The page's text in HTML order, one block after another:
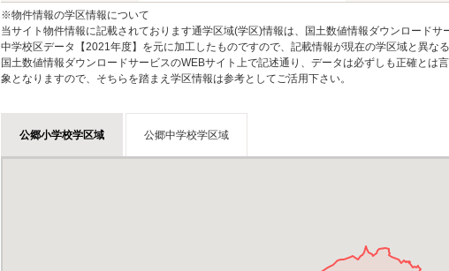
※物件情報の学区情報について
当サイト物件情報に記載されております通学区域(学区)情報は、国土数値情報ダウンロード
中学校区データ【2021年度】を元に加工したものですので、記載情報が現在の学区域と異なる
国土数値情報ダウンロードサービスのWEBサイト上で記述通り、データは必ずしも正確とは
象となりますので、そちらを踏まえ学区情報は参考としてご活用下さい。
公郷小学校学区域 公郷中学校学区域